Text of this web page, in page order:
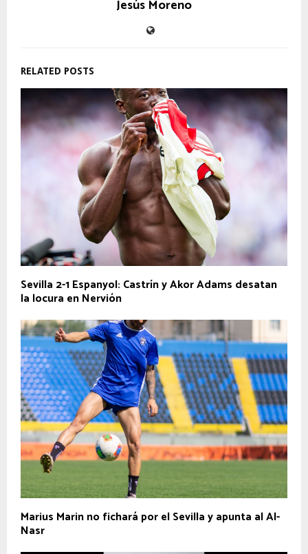
Jesús Moreno
RELATED POSTS
Sevilla 2-1 Espanyol: Castrín y Akor Adams desatan
la locura en Nervión
Marius Marin no fichará por el Sevilla y apunta al Al-
Nasr